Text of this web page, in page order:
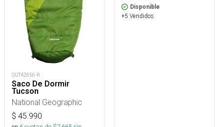
OUT42656-R
Saco De Dormir
Tucson
National Geographic
$ 45.990
Disponible
+5 Vendidos